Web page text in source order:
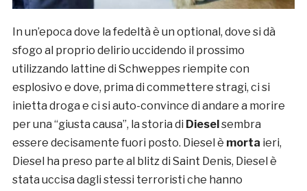
In un’epoca dove la fedeltà è un optional, dove si dà
sfogo al proprio delirio uccidendo il prossimo
utilizzando lattine di Schweppes riempite con
esplosivo e dove, prima di commettere stragi, ci si
inietta droga e ci si auto-convince di andare a morire
per una “giusta causa”, la storia di Dieselsembra
essere decisamente fuori posto. Diesel è morta ieri,
Diesel ha preso parte al blitz di Saint Denis, Diesel è
stata uccisa dagli stessi terroristi che hanno